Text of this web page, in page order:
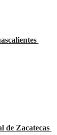
de Zacatecas